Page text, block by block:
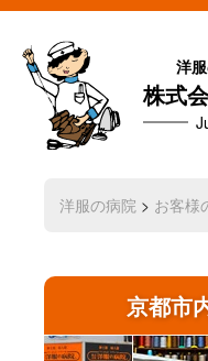
洋
株式
洋服の病院 > お客様
京都市